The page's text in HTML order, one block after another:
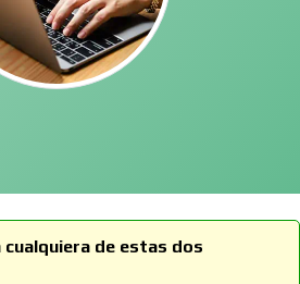
cualquiera de estas dos